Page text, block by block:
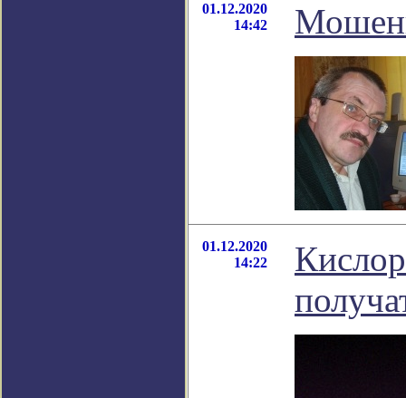
01.12.2020
14:42
01.12.2020
14:22